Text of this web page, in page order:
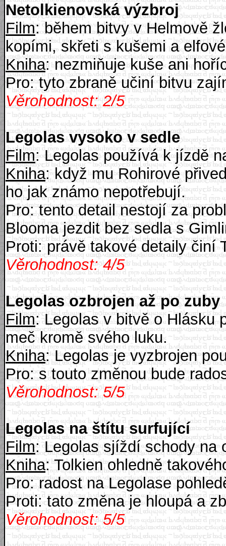
Netolkienovská výzbroj
Film: během bitvy v Helmově
kopími, skřeti s kušemi a
Kniha: nezmiňuje kuše ani
Pro: tyto zbraně učiní bitvu
Věrohodnost: 2/5
Legolas vysoko v sedle
Film: Legolas používá k jízdě
Kniha: když mu Rohirové
ho jak známo nepotřebují.
Pro: tento detail nestojí za
Blooma jezdit bez sedla s
Proti: právě takové detaily činí
Věrohodnost: 4/5
Legolas ozbrojen až po zuby
Film: Legolas v bitvě o Hlásku
meč kromě svého luku.
Kniha: Legolas je vyzbrojen
Pro: s touto změnou bude
Věrohodnost: 5/5
Legolas na štítu surfující
Film: Legolas sjíždí schody na
Kniha: Tolkien ohledně
Pro: radost na Legolase
Proti: tato změna je hloupá a
Věrohodnost: 5/5